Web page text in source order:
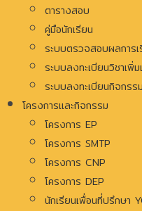
ตารางสอบ
คู่มือนักเรียน
ระบบตรวจสอบผลการ
ระบบลงทะเบียนวิชาเพิ่ม
ระบบลงทะเบียนกิจกรร
โครงการและกิจกรรม
โครงการ EP
โครงการ SMTP
โครงการ CNP
โครงการ DEP
นักเรียนเพื่อนที่ปรึกษา